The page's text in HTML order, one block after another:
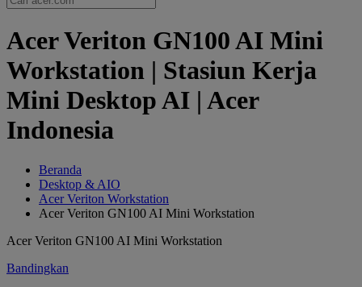
Acer Veriton GN100 AI Mini
Workstation | Stasiun Kerja
Mini Desktop AI | Acer
Indonesia
Beranda
Desktop & AIO
Acer Veriton Workstation
Acer Veriton GN100 AI Mini Workstation
Acer Veriton GN100 AI Mini Workstation
Bandingkan